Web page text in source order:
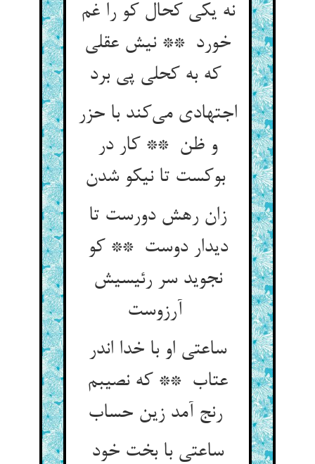
نه یکی کحال کو را غم
خورد ** نیش عقلی
که به کحلی پی برد
اجتهادی می‌کند با حزر
و ظن ** کار در
بوکست تا نیکو شدن
زان رهش دورست تا
دیدار دوست ** کو
نجوید سر رئیسیش
ساعتی او با خدا اندر
عتاب ** که نصیبم
رنج آمد زین حساب
ساعتی با بخت خود